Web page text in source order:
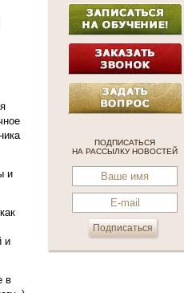
и
и
в
ПОДПИСАТЬСЯ
НА РАССЫЛКУ НОВОСТЕЙ